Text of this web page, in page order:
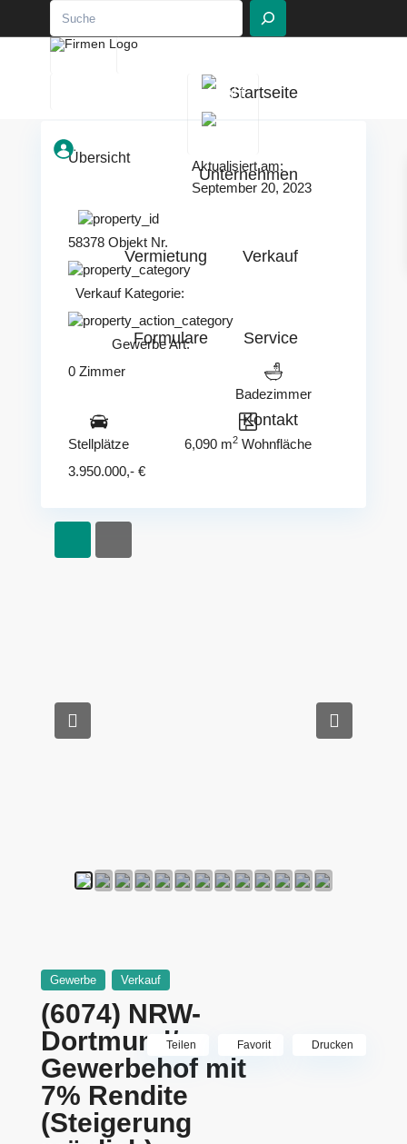
Suchen
Startseite
Unternehmen
Vermietung Verkauf
Formulare Service
Kontakt
Übersicht
Aktualisiert am:
September 20, 2023
58378 Objekt Nr.
VerkaufKategorie:
GewerbeArt:
0 Zimmer
Badezimmer
Stellplätze 6,090 m2Wohnfläche
3.950.000,- €
Gewerbe Verkauf
(6074) NRW-
Dortmund/
Gewerbehof mit
7% Rendite
(Steigerung
Teilen Favorit Drucken